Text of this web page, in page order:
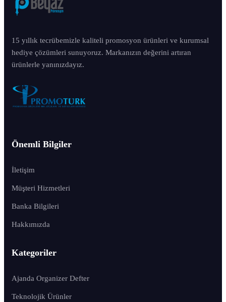
15 yıllık tecrübemizle kaliteli promosyon ürünleri ve kurumsal
hediye çözümleri sunuyoruz. Markanızın değerini artıran
ürünlerle yanınızdayız.
Önemli Bilgiler
İletişim
Müşteri Hizmetleri
Banka Bilgileri
Hakkımızda
Kategoriler
Ajanda Organizer Defter
Teknolojik Ürünler